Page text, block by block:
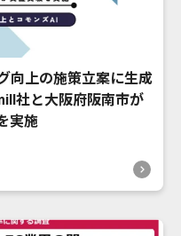
向上の施策立案に生成
社と大阪府阪南市が
実施